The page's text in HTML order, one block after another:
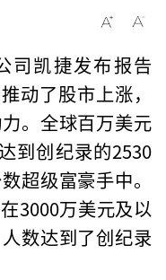
司凯捷发布报告
动了股市上涨，
。全球百万美元
到创纪录的2530
超级富豪手中。
3000万美元及以
数达到了创纪录